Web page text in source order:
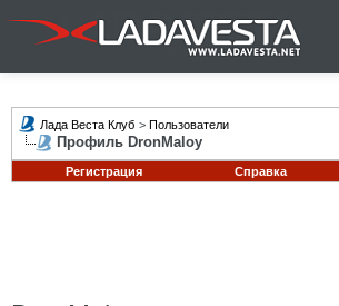
Лада Веста Клуб > Пользователи
Профиль DronMaloy
Регистрация Справка